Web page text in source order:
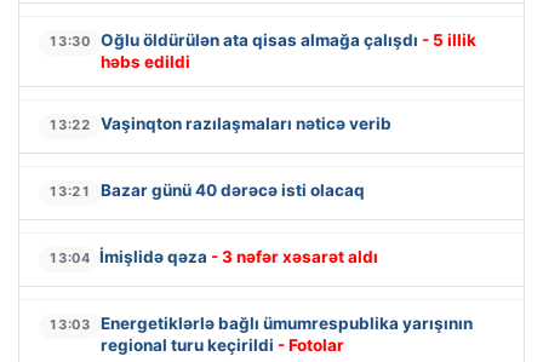
13:30 Oğlu öldürülən ata qisas almağa çalışdı - 5 illik
həbs edildi
13:22 Vaşinqton razılaşmaları nəticə verib
13:21 Bazar günü 40 dərəcə isti olacaq
13:04 İmişlidə qəza - 3 nəfər xəsarət aldı
13:03
Energetiklərlə bağlı ümumrespublika yarışının
regional turu keçirildi - Fotolar